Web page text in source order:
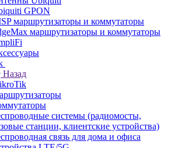
GPON
маршрутизаторы и коммутаторы
маршрутизаторы и коммутаторы
Назад
системы (радиомосты,
станции, клиентские устройства)
связь для дома и офиса